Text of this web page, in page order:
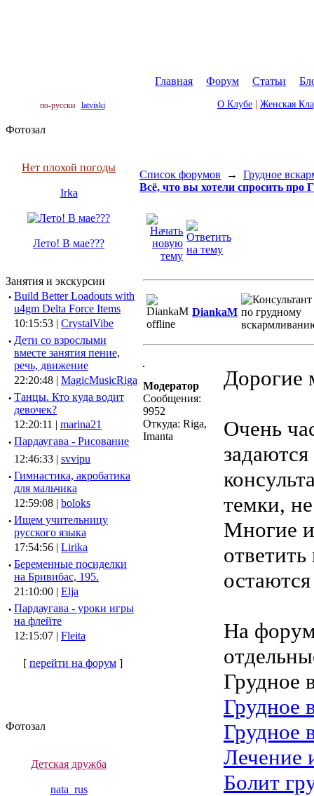
Главная Форум Статьи
по-русски latviski О Клубе Женская
Фотозал
Нет плохой погоды
Irka
Лето! В мае???
Занятия и экскурсии
· Build Better Loadouts with
u4gm Delta Force Items
10:15:53 | CrystalVibe
· Дети со взрослыми
вместе занятия пение,
речь, движение
22:20:48 | MagicMusicRiga
· Танцы. Кто куда водит
девочек?
12:20:11 | marina21
· Пардаугава - Рисование
12:46:33 | svvipu
· Гимнастика, акробатика
для мальчика
12:59:08 | boloks
· Ищем учительницу
русского языка
17:54:56 | Lirika
· Беременные посиделки
на Бривибас, 195.
21:10:00 | Elja
· Пардаугава - уроки игры
на флейте
12:15:07 | Fleita
[ перейти на форум]
Фотозал
Детская дружба
nata_rus
Список форумов → Грудное
Всё, что вы хотели спросить про
DiankaM
Модератор
Сообщения:
9952
Откуда: Riga,
Imanta
Дорогие
Очень
темки,
Многие
На
Грудное
Грудное
Грудное
Лечение
Болит